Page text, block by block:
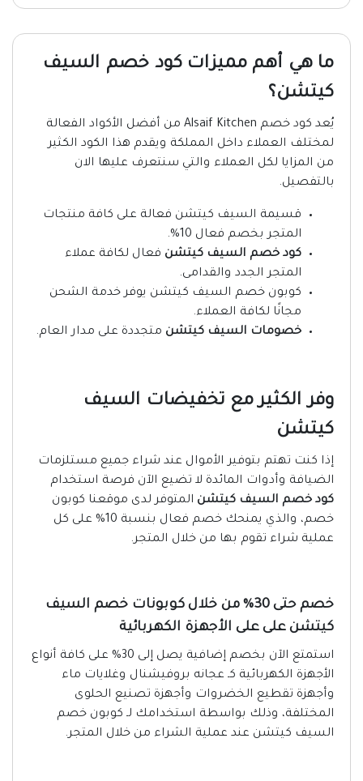
ما هي أهم مميزات كود خصم السيف
كيتشن؟
يُعد كود خصم Alsaif Kitchen من أفضل الأكواد الفعالة
لمختلف العملاء داخل المملكة ويقدم هذا الكود الكثير
من المزايا لكل العملاء والتي سنتعرف عليها الان
بالتفصيل.
قسيمة السيف كيتشن فعالة على كافة منتجات
المتجر بخصم فعال 10%.
كود خصم السيف كيتشن فعال لكافة عملاء
المتجر الجدد والقدامى.
كوبون خصم السيف كيتشن يوفر خدمة الشحن
مجانًا لكافة العملاء.
خصومات السيف كيتشن متجددة على مدار العام.
وفر الكثير مع تخفيضات السيف
كيتشن
إذا كنت تهتم بتوفير الأموال عند شراء جميع مستلزمات
الضيافة وأدوات المائدة لا تضيع الآن فرصة استخدام
كود خصم السيف كيتشن المتوفر لدى موقعنا كوبون
خصم، والذي يمنحك خصم فعال بنسبة 10% على كل
عملية شراء تقوم بها من خلال المتجر.
خصم حتى 30% من خلال كوبونات خصم السيف
كيتشن على على الأجهزة الكهربائية
استمتع الآن بخصم إضافية يصل إلى 30% على كافة أنواع
الأجهزة الكهربائية كـ عجانه بروفيشنال وغلايات ماء
وأجهزة تقطيع الخضروات وأجهزة تصنيع الحلوى
المختلفة، وذلك بواسطة استخدامك لـ كوبون خصم
السيف كيتشن عند عملية الشراء من خلال المتجر.